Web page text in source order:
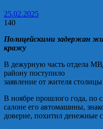
25.02.2025
140
Полицейскими задержан
кражу
В дежурную часть отдела
району поступило
заявление от жителя
В ноябре прошлого года, по
салоне его автомашины,
доверие, похитил денежные